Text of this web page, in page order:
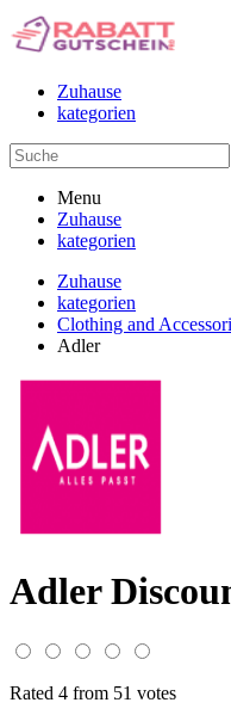
Zuhause
kategorien
Menu
Zuhause
kategorien
Zuhause
kategorien
Clothing and
Adler
Adler
Rated 4 from 51 votes